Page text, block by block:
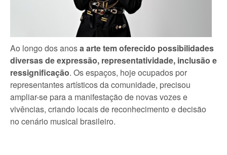
Ao longo dos anosa arte tem oferecido possibilidades
diversas de expressão, representatividade, inclusão e
ressignificação. Os espaços, hoje ocupados por
representantes artísticos da comunidade, precisou
ampliar-se para a manifestação de novas vozes e
vivências, criando locais de reconhecimento e decisão
no cenário musical brasileiro.